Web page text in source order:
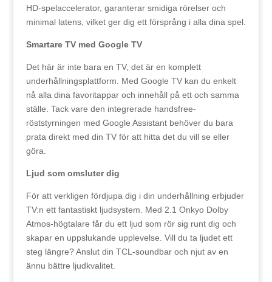
HD-spelaccelerator, garanterar smidiga rörelser och
minimal latens, vilket ger dig ett försprång i alla dina spel.
Smartare TV med Google TV
Det här är inte bara en TV, det är en komplett
underhållningsplattform. Med Google TV kan du enkelt
nå alla dina favoritappar och innehåll på ett och samma
ställe. Tack vare den integrerade handsfree-
röststyrningen med Google Assistant behöver du bara
prata direkt med din TV för att hitta det du vill se eller
göra.
Ljud som omsluter dig
För att verkligen fördjupa dig i din underhållning erbjuder
TV:n ett fantastiskt ljudsystem. Med 2.1 Onkyo Dolby
Atmos-högtalare får du ett ljud som rör sig runt dig och
skapar en uppslukande upplevelse. Vill du ta ljudet ett
steg längre? Anslut din TCL-soundbar och njut av en
ännu bättre ljudkvalitet.